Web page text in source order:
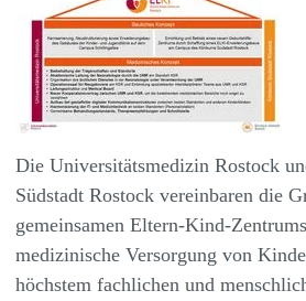
Die Universitätsmedizin Rostock
Südstadt Rostock vereinbaren die
gemeinsamen Eltern-Kind-
medizinische Versorgung von
höchstem fachlichen und